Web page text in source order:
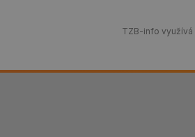
TZB-info využívá